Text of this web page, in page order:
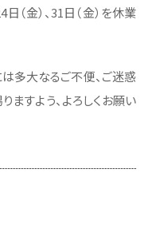
日（金）、31日（金）を休業
多大なるご不便、ご迷惑
ますよう、よろしくお願い